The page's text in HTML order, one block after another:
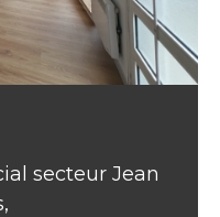
secteur Jean